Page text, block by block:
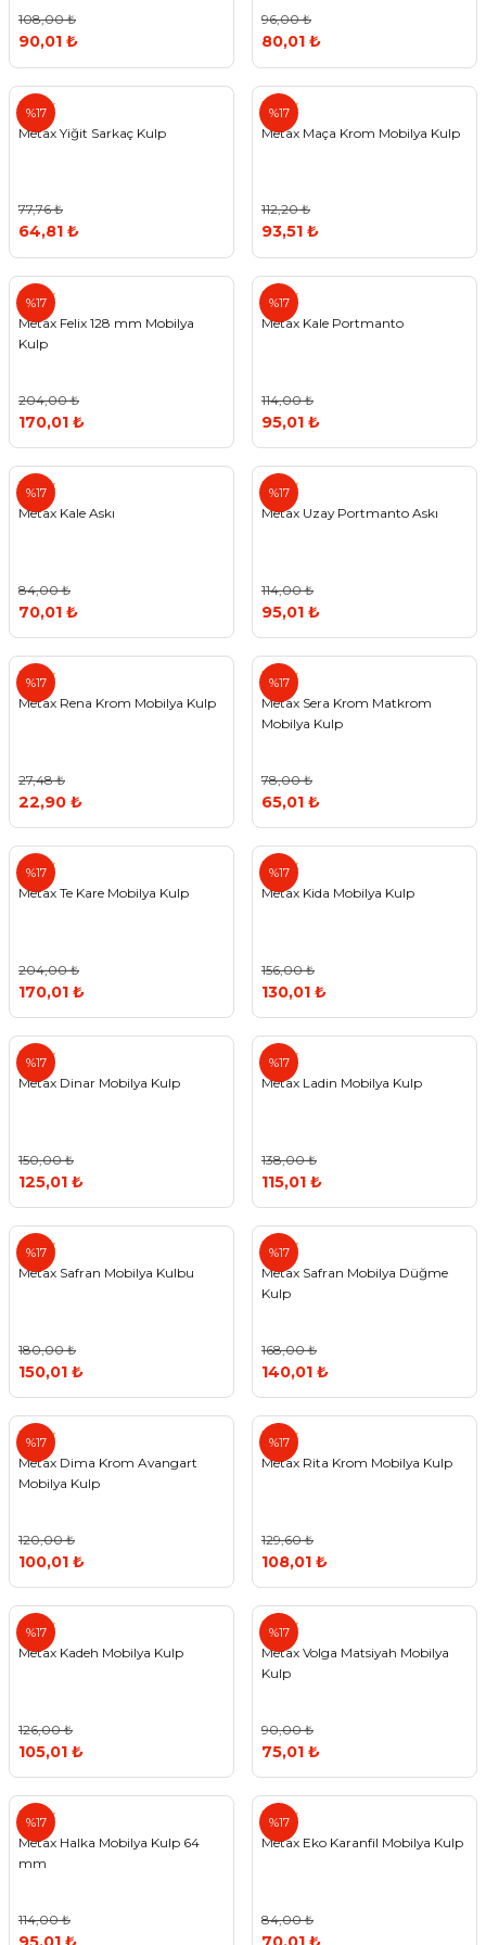
108,00 ₺
90,01 ₺
96,00 ₺
80,01 ₺
%17
Metax
Metax Yiğit Sarkaç Kulp
77,76 ₺
64,81 ₺
%17
Metax
Metax Maça Krom Mobilya Kulp
112,20 ₺
93,51 ₺
%17
Metax
Metax Felix 128 mm Mobilya
Kulp
204,00 ₺
170,01 ₺
%17
Metax
Metax Kale Portmanto
114,00 ₺
95,01 ₺
%17
Metax
Metax Kale Askı
84,00 ₺
70,01 ₺
%17
Metax
Metax Uzay Portmanto Askı
114,00 ₺
95,01 ₺
%17
Metax
Metax Rena Krom Mobilya Kulp
27,48 ₺
22,90 ₺
%17
Metax
Metax Sera Krom Matkrom
Mobilya Kulp
78,00 ₺
65,01 ₺
%17
Metax
Metax Te Kare Mobilya Kulp
204,00 ₺
170,01 ₺
%17
Metax
Metax Kida Mobilya Kulp
156,00 ₺
130,01 ₺
%17
Metax
Metax Dinar Mobilya Kulp
150,00 ₺
125,01 ₺
%17
Metax
Metax Ladin Mobilya Kulp
138,00 ₺
115,01 ₺
%17
Metax
Metax Safran Mobilya Kulbu
180,00 ₺
150,01 ₺
%17
Metax
Metax Safran Mobilya Düğme
Kulp
168,00 ₺
140,01 ₺
%17
Metax
Metax Dima Krom Avangart
Mobilya Kulp
120,00 ₺
100,01 ₺
%17
Metax
Metax Rita Krom Mobilya Kulp
129,60 ₺
108,01 ₺
%17
Metax
Metax Kadeh Mobilya Kulp
126,00 ₺
105,01 ₺
%17
Metax
Metax Volga Matsiyah Mobilya
Kulp
90,00 ₺
75,01 ₺
%17
Metax
Metax Halka Mobilya Kulp 64
mm
114,00 ₺
%17
Metax
Metax Eko Karanfil Mobilya Kulp
84,00 ₺